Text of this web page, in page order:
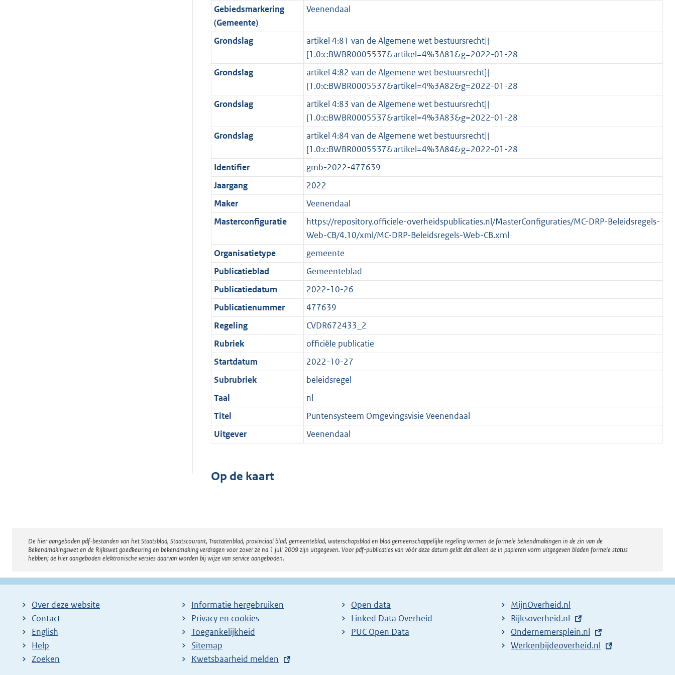
o
r
m
a
f
o
r
a
t
n
f
o
m
a
t
b
i
n
f
r
a
a
K
b
o
t
e
:
3
K
b
o
t
t
e
2
K
b
Gebiedsmarkering
(Gemeente)
Veenendaal
Grondslag
artikel 4:81 van de Algemene wet bestuursrecht]|
[1.0:c:BWBR0005537&artikel=4%3A81&g=2022-01-28
Grondslag
artikel 4:82 van de Algemene wet bestuursrecht]|
[1.0:c:BWBR0005537&artikel=4%3A82&g=2022-01-28
Grondslag
artikel 4:83 van de Algemene wet bestuursrecht]|
[1.0:c:BWBR0005537&artikel=4%3A83&g=2022-01-28
Grondslag
artikel 4:84 van de Algemene wet bestuursrecht]|
[1.0:c:BWBR0005537&artikel=4%3A84&g=2022-01-28
Identifier
gmb-2022-477639
Jaargang
2022
Maker
Veenendaal
Masterconfiguratie
https://repository.officiele-overheidspublicaties.nl/MasterConfiguraties/MC-DRP-Beleidsregels-
Web-CB/4.10/xml/MC-DRP-Beleidsregels-Web-CB.xml
Organisatietype
gemeente
Publicatieblad
Gemeenteblad
Publicatiedatum
2022-10-26
Publicatienummer
477639
Regeling
CVDR672433_2
Rubriek
officiële publicatie
Startdatum
2022-10-27
Subrubriek
beleidsregel
Taal
nl
Titel
Puntensysteem Omgevingsvisie Veenendaal
Uitgever
Veenendaal
Op de kaart
Disclaimer
De hier aangeboden pdf-bestanden van het Staatsblad, Staatscourant, Tractatenblad, provinciaal blad, gemeenteblad, waterschapsblad en blad gemeenschappelijke regeling vormen de formele bekendmakingen in de zin van de
Bekendmakingswet en de Rijkswet goedkeuring en bekendmaking verdragen voor zover ze na 1 juli 2009 zijn uitgegeven. Voor pdf-publicaties van vóór deze datum geldt dat alleen de in papieren vorm uitgegeven bladen formele status
hebben; de hier aangeboden elektronische versies daarvan worden bij wijze van service aangeboden.
Over deze website
Contact
English
Help
Zoeken
Informatie hergebruiken
Privacy en cookies
Toegankelijkheid
Sitemap
E
Kwetsbaarheid melden
Open data
Linked Data Overheid
PUC Open Data
MijnOverheid.nl
E
x
t
Rijksoverheid.nl
E
x
Ondernemersplein.nl
E
Werkenbijdeoverheid.nl